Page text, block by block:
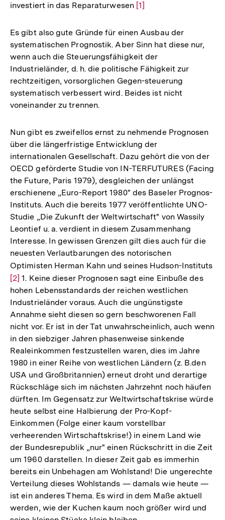
investiert in das Reparaturwesen Zur
der
Fußnote
[1]
Es gibt also gute Gründe für einen Ausbau der
systematischen Prognostik. Aber Sinn hat diese nur,
wenn auch die Steuerungsfähigkeit der
Industrieländer, d. h. die politische Fähigkeit zur
rechtzeitigen, vorsorglichen Gegen-steuerung
systematisch verbessert wird. Beides ist nicht
voneinander zu trennen.
Nun gibt es zweifellos ernst zu nehmende Prognosen
über die längerfristige Entwicklung der
internationalen Gesellschaft. Dazu gehört die von der
OECD geförderte Studie von IN-TERFUTURES (Facing
the Future, Paris 1979), desgleichen der unlängst
erschienene „Euro-Report 1980" des Baseler Prognos-
Instituts. Auch die bereits 1977 veröffentlichte UNO-
Studie „Die Zukunft der Weltwirtschaft" von Wassily
Leontief u. a. verdient in diesem Zusammenhang
Interesse. In gewissen Grenzen gilt dies auch für die
neuesten Verlautbarungen des notorischen
Optimisten Herman Kahn und seines Hudson-Instituts
[2] 1. Keine dieser Prognosen sagt eine Einbuße des
hohen Lebensstandards der reichen westlichen
Industrieländer voraus. Auch die ungünstigste
Annahme sieht diesen so gern beschworenen Fall
nicht vor. Er ist in der Tat unwahrscheinlich, auch wenn
in den siebziger Jahren phasenweise sinkende
Realeinkommen festzustellen waren, dies im Jahre
1980 in einer Reihe von westlichen Ländern (z. B.den
USA und Großbritannien) erneut droht und derartige
Rückschläge sich im nächsten Jahrzehnt noch häufen
dürften. Im Gegensatz zur Weltwirtschaftskrise würde
heute selbst eine Halbierung der Pro-Kopf-
Einkommen (Folge einer kaum vorstellbar
verheerenden Wirtschaftskrise!) in einem Land wie
der Bundesrepublik „nur" einen Rückschritt in die Zeit
um 1960 darstellen. In dieser Zeit gab es immerhin
bereits ein Unbehagen am Wohlstand! Die ungerechte
Verteilung dieses Wohlstands — damals wie heute —
ist ein anderes Thema. Es wird in dem Maße aktuell
werden, wie der Kuchen kaum noch größer wird und